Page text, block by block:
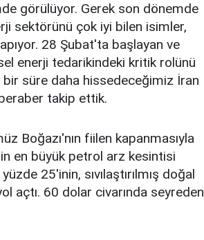
görülüyor. Gerek son dönemde
sektörünü çok iyi bilen isimler,
28 Şubat'ta başlayan ve
enerji tedarikindeki kritik rolünü
süre daha hissedeceğimiz İran
beraber takip ettik.
Boğazı'nın fiilen kapanmasıyla
en büyük petrol arz kesintisi
25'inin, sıvılaştırılmış doğal
açtı. 60 dolar civarında seyreden